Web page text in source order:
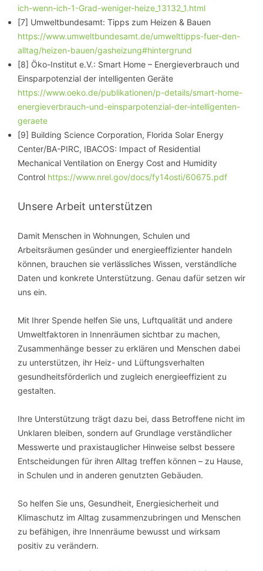
ich-wenn-ich-1-Grad-weniger-heize_13132_1.html
[7] Umweltbundesamt: Tipps zum Heizen & Bauen
https://www.umweltbundesamt.de/umwelttipps-fuer-den-
alltag/heizen-bauen/gasheizung#hintergrund
[8] Öko-Institut e.V.: Smart Home – Energieverbrauch und
Einsparpotenzial der intelligenten Geräte
https://www.oeko.de/publikationen/p-details/smart-home-
energieverbrauch-und-einsparpotenzial-der-intelligenten-
geraete
[9] Building Science Corporation, Florida Solar Energy
Center/BA-PIRC, IBACOS: Impact of Residential
Mechanical Ventilation on Energy Cost and Humidity
Control https://www.nrel.gov/docs/fy14osti/60675.pdf
Unsere Arbeit unterstützen
Damit Menschen in Wohnungen, Schulen und
Arbeitsräumen gesünder und energieeffizienter handeln
können, brauchen sie verlässliches Wissen, verständliche
Daten und konkrete Unterstützung. Genau dafür setzen wir
uns ein.
Mit Ihrer Spende helfen Sie uns, Luftqualität und andere
Umweltfaktoren in Innenräumen sichtbar zu machen,
Zusammenhänge besser zu erklären und Menschen dabei
zu unterstützen, ihr Heiz- und Lüftungsverhalten
gesundheitsförderlich und zugleich energieeffizient zu
gestalten.
Ihre Unterstützung trägt dazu bei, dass Betroffene nicht im
Unklaren bleiben, sondern auf Grundlage verständlicher
Messwerte und praxistauglicher Hinweise selbst bessere
Entscheidungen für ihren Alltag treffen können – zu Hause,
in Schulen und in anderen genutzten Gebäuden.
So helfen Sie uns, Gesundheit, Energiesicherheit und
Klimaschutz im Alltag zusammenzubringen und Menschen
zu befähigen, ihre Innenräume bewusst und wirksam
positiv zu verändern.